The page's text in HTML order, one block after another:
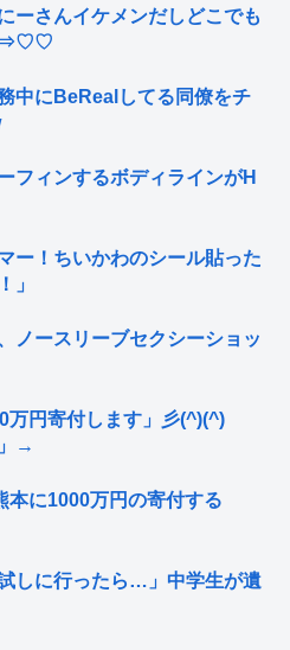
ーさんイケメンだしどこでも
⇒♡♡
中にBeRealしてる同僚をチ
フィンするボディラインがH
ー！ちいかわのシール貼った
」
ノースリーブセクシーショッ
万円寄付します」彡(^)(^)
→
本に1000万円の寄付する
しに行ったら…」中学生が遺